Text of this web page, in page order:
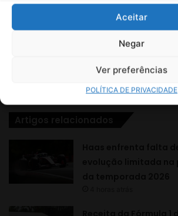
Aceitar
Negar
Ver preferências
POLÍTICA DE PRIVACIDADE